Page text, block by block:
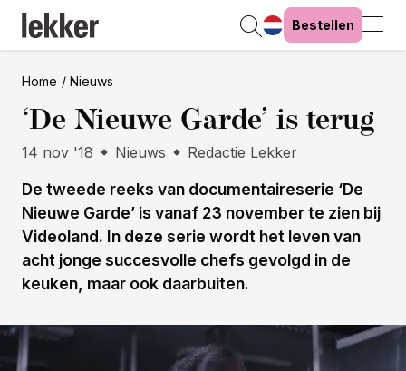
Bestellen
Home Nieuws
‘De Nieuwe Garde’ is terug
14 nov '18 Nieuws Redactie Lekker
De tweede reeks van documentaireserie ‘De
Nieuwe Garde’ is vanaf 23 november te zien bij
Videoland. In deze serie wordt het leven van
acht jonge succesvolle chefs gevolgd in de
keuken, maar ook daarbuiten.